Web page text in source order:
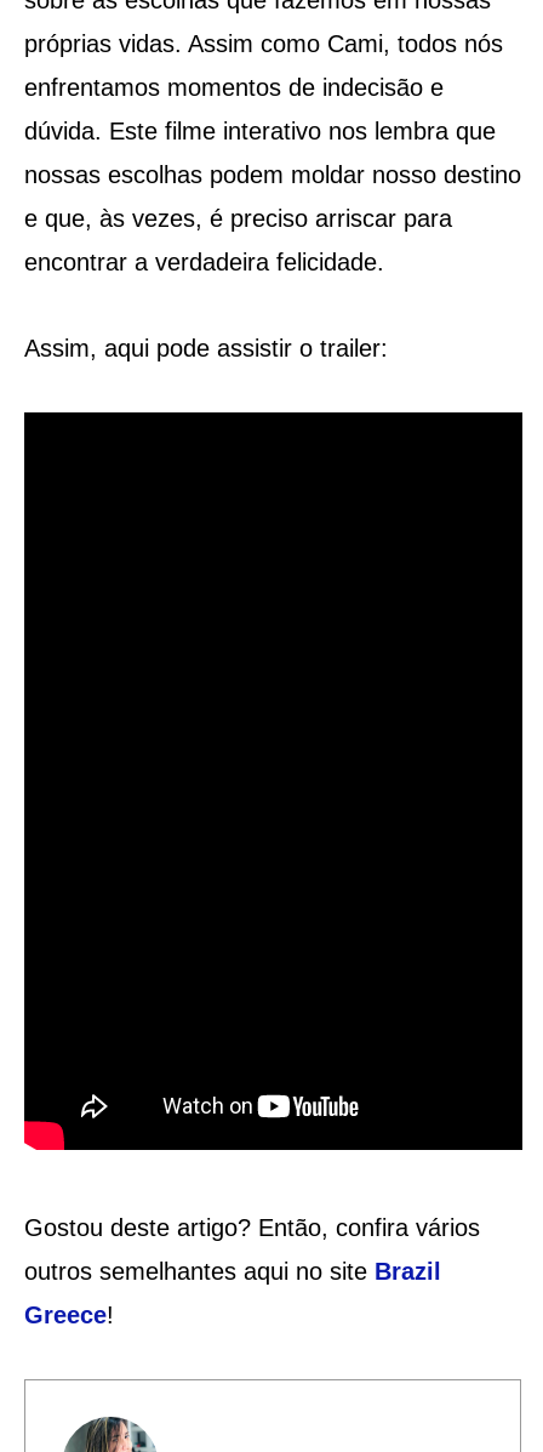
próprias vidas. Assim como Cami, todos nós
enfrentamos momentos de indecisão e
dúvida. Este filme interativo nos lembra que
nossas escolhas podem moldar nosso destino
e que, às vezes, é preciso arriscar para
encontrar a verdadeira felicidade.
Assim, aqui pode assistir o trailer:
Gostou deste artigo? Então, confira vários
outros semelhantes aqui no site Brazil
Greece!